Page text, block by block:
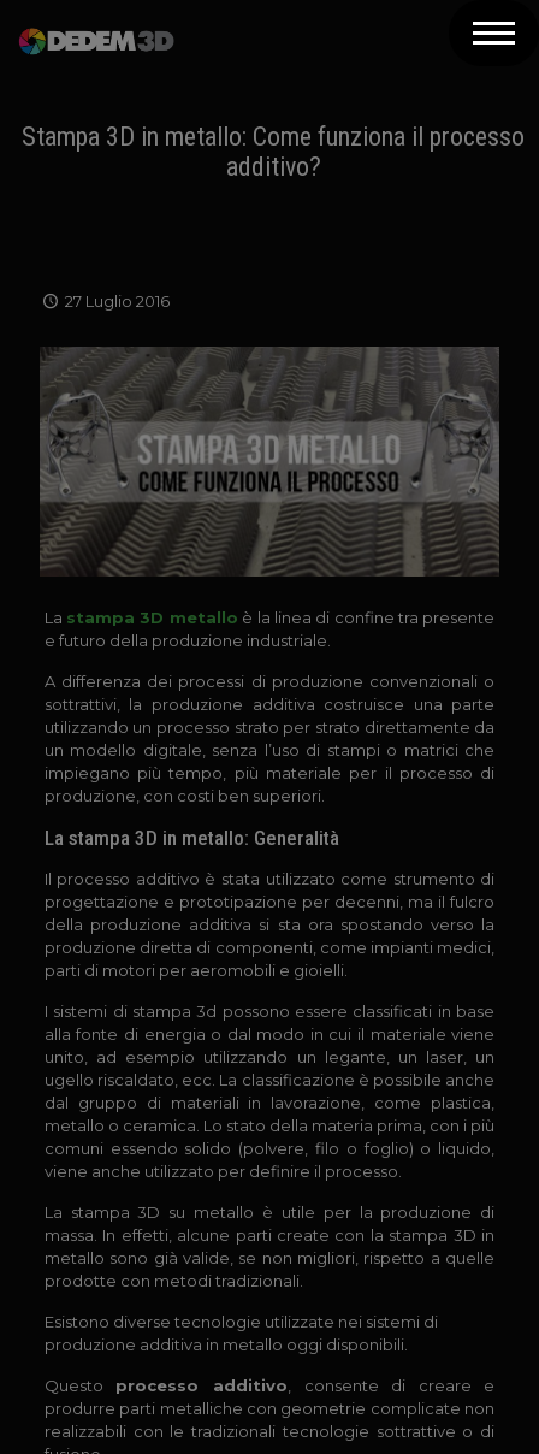
Prodotti
Assistenza
Contatti
Newsletter
Stampa 3D in metallo: Come funziona il processo
additivo?
27 Luglio 2016
La stampa 3D metallo è la linea di confine tra presente
e futuro della produzione industriale.
A differenza dei processi di produzione convenzionali o
sottrattivi, la produzione additiva costruisce una parte
utilizzando un processo strato per strato direttamente da
un modello digitale, senza l’uso di stampi o matrici che
impiegano più tempo, più materiale per il processo di
produzione, con costi ben superiori.
La stampa 3D in metallo: Generalità
Il processo additivo è stata utilizzato come strumento di
progettazione e prototipazione per decenni, ma il fulcro
della produzione additiva si sta ora spostando verso la
produzione diretta di componenti, come impianti medici,
parti di motori per aeromobili e gioielli.
I sistemi di stampa 3d possono essere classificati in base
alla fonte di energia o dal modo in cui il materiale viene
unito, ad esempio utilizzando un legante, un laser, un
ugello riscaldato, ecc. La classificazione è possibile anche
dal gruppo di materiali in lavorazione, come plastica,
metallo o ceramica. Lo stato della materia prima, con i più
comuni essendo solido (polvere, filo o foglio) o liquido,
viene anche utilizzato per definire il processo.
La stampa 3D su metallo è utile per la produzione di
massa. In effetti, alcune parti create con la stampa 3D in
metallo sono già valide, se non migliori, rispetto a quelle
prodotte con metodi tradizionali.
Esistono diverse tecnologie utilizzate nei sistemi di
produzione additiva in metallo oggi disponibili.
Questo processo additivo , consente di creare e
produrre parti metalliche con geometrie complicate non
realizzabili con le tradizionali tecnologie sottrattive o di